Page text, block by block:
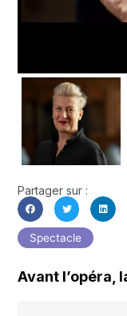
Partager sur :
Spectacle
Avant l’opéra,